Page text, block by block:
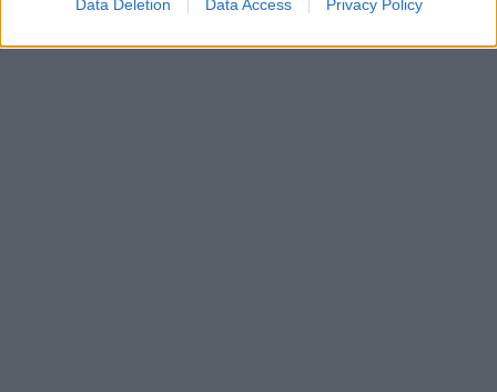
Data Deletion Data Access Privacy Policy
σχόλιο του Μαρινάκη για την εκλογή Κασσελάκη.